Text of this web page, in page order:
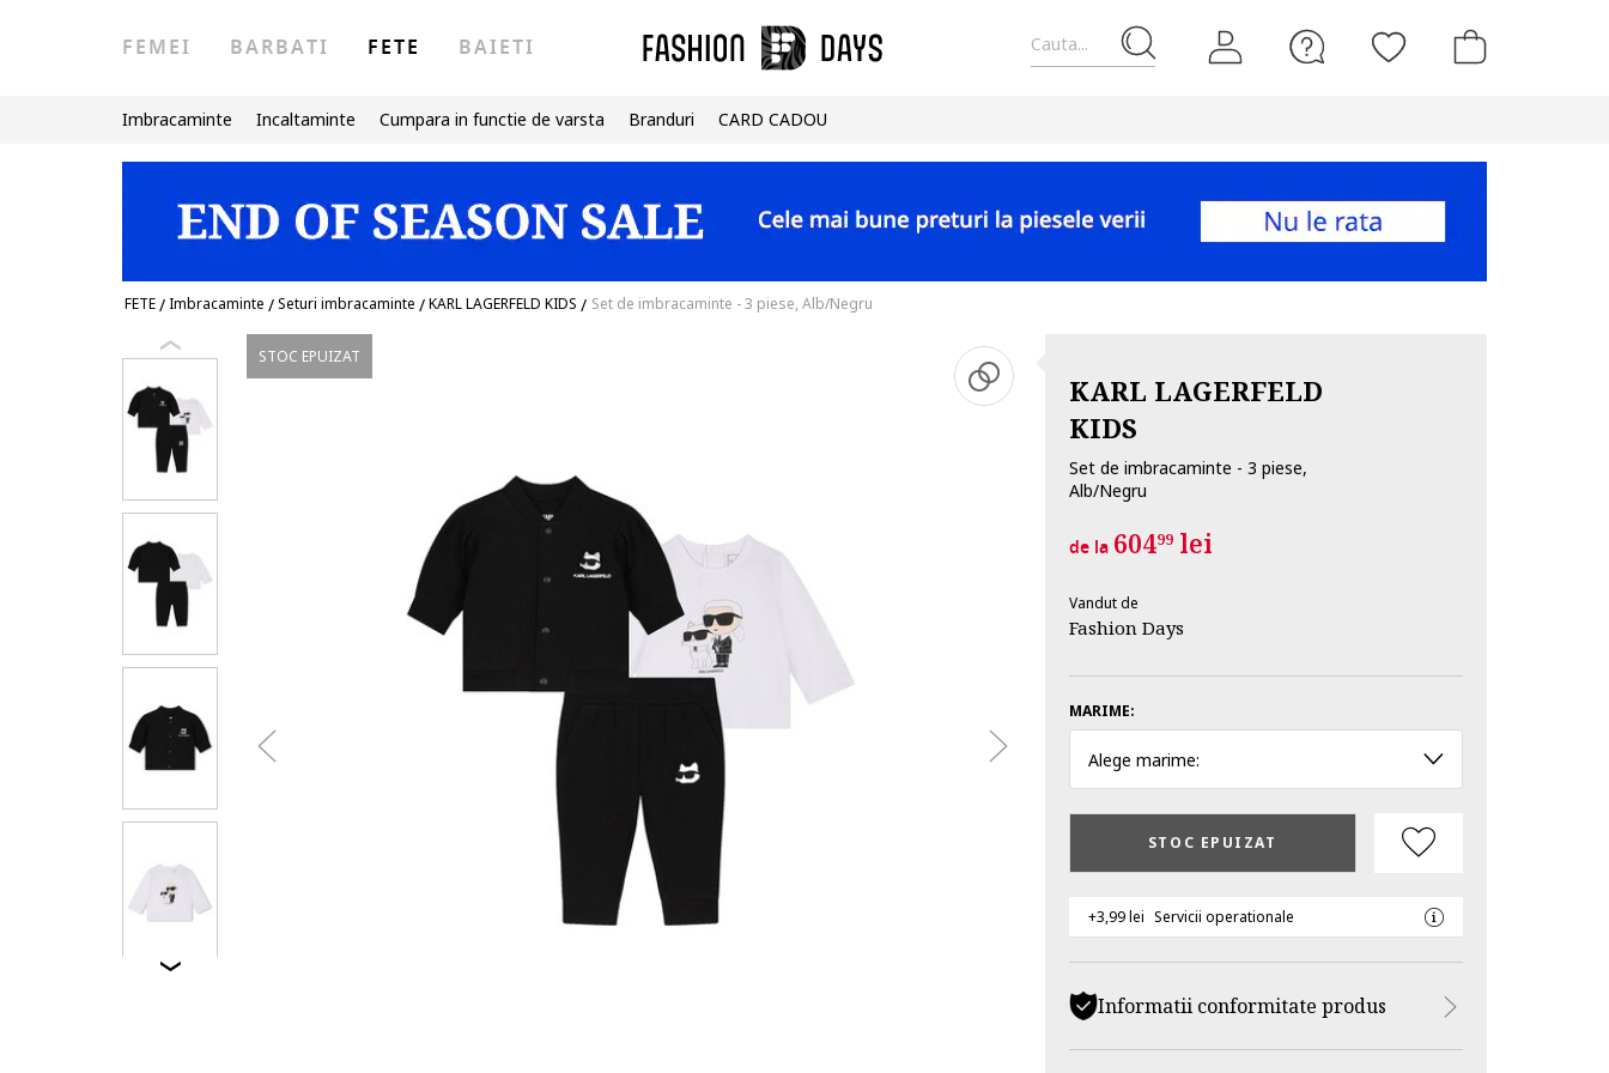
Cauta...
FEMEI BARBATI FETE BAIETI
Imbracaminte Incaltaminte Cumpara in functie de varsta Branduri CARD CADOU
FETE/Imbracaminte /Seturi imbracaminte /KARL LAGERFELD KIDS / Set de imbracaminte - 3 piese, Alb/Negru
STOC EPUIZAT
KARL LAGERFELD
KIDS
Set de imbracaminte - 3 piese,
Alb/Negru
de la 60499lei
Vandut de
Fashion Days
MARIME:
Alege marime:
STOC EPUIZAT
+3,99 lei Servicii operationale
Informatii conformitate produs